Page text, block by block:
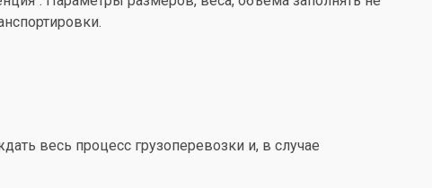
весь процесс грузоперевозки и, в случае